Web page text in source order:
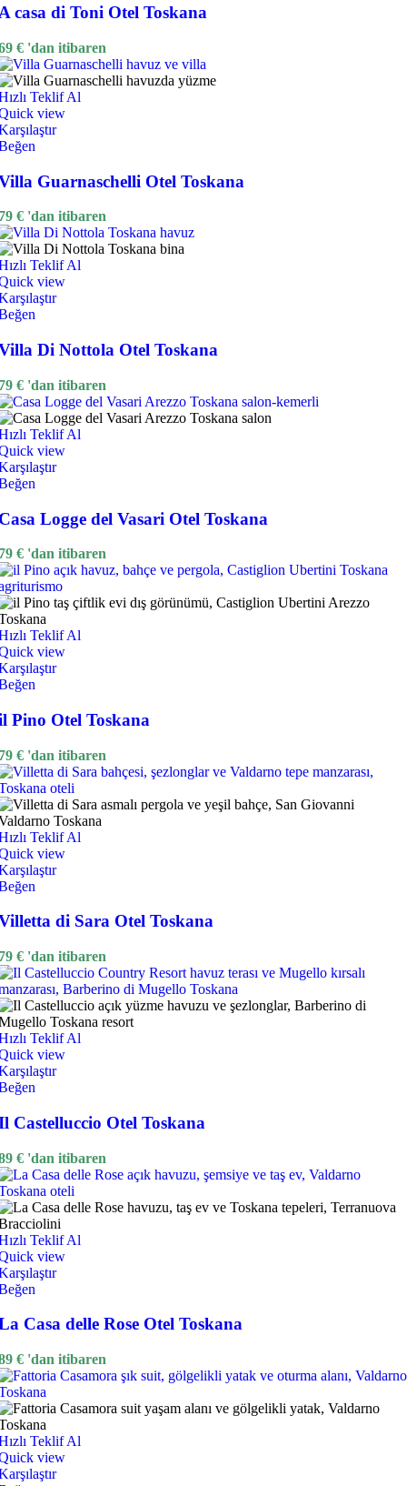
casa di Toni Otel Toskana
€ 'dan itibaren
Teklif Al
view
Guarnaschelli Otel Toskana
€ 'dan itibaren
Teklif Al
view
Di Nottola Otel Toskana
€ 'dan itibaren
Teklif Al
view
Logge del Vasari Otel Toskana
€ 'dan itibaren
Teklif Al
view
Pino Otel Toskana
€ 'dan itibaren
Teklif Al
view
di Sara Otel Toskana
€ 'dan itibaren
Teklif Al
view
Castelluccio Otel Toskana
€ 'dan itibaren
Teklif Al
view
Casa delle Rose Otel Toskana
€ 'dan itibaren
Teklif Al
view